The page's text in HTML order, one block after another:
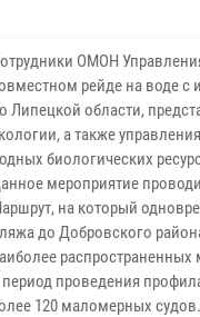
ОМОН
рейде на воде с
Липецкой области,
а также
биологических
мероприятие
на который
до Добровского
период проведения
120 маломерных